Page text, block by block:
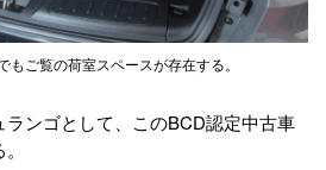
ご覧の荷室スペースが存在する。
ンゴとして、このBCD認定中古車